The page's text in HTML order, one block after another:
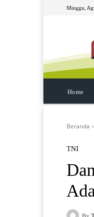
Minggu,
Home
Beranda
TNI